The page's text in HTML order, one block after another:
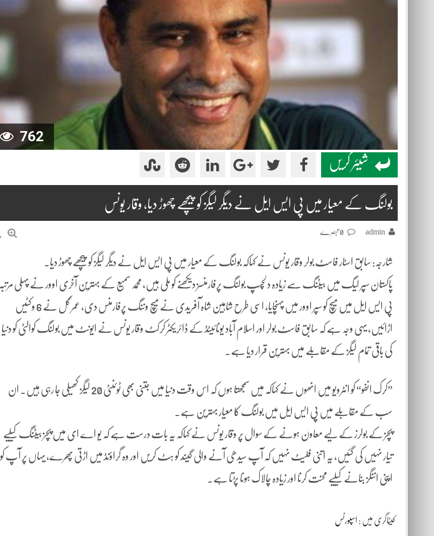
762
شیئر کریں
بولنگ کے معیار میں پی ایس ایل نے دیگر لیگز کو پیچھے چھوڑ دیا، وقار یونس
admin
شارجہ: سابق اسٹار فاسٹ بولر وقار یونس نے کہاکہ بولنگ کے معیار میں پی ایس ایل نے دیگر لیگز کو پیچھے چھوڑ دیا۔
پاکستان سپر لیگ میں بیٹنگ سے زیادہ دلچسپ بولنگ پرفارمنسز دیکھنے کو ملی ہیں، محمد سمیع کے بہترین آخری اوور نے پہلی مرتبہ
پی ایس ایل میں میچ کو سپر اوور میں پہنچایا، اسی طرح شاہین شاہ آفریدی نے میچ وننگ پرفارمنس دی، عمر گل نے 6 وکٹیں
اڑائیں، یہی وجہ ہے کہ سابق فاسٹ بولر اور اسلام آباد یونائیٹڈ کے ڈائریکٹر کرکٹ وقار یونس نے ایونٹ میں بولنگ کوالٹی کو دنیا
کی باقی تمام لیگز کے مقابلے میں بہترین قرار دیا ہے۔
”کرک انفو“ کو انٹرویو میں انھوں نے کہاکہ میں سمجھتا ہوں کہ اس وقت دنیا میں جتنی بھی ٹوئنٹی 20 لیگز کھیلی جا رہی ہیں۔ ان
سب کے مقابلے میں پی ایس ایل میں بولنگ کا معیار بہترین ہے۔
پچز کے بولرز کے لیے معاون ہونے کے سوال پر وقار یونس نے کہاکہ یہ بات درست ہے کہ یو اے ای میں پچز بیٹنگ کیلیے
تیار نہیں کی گئیں، یہ اتنی فلیٹ نہیں کہ آپ سیدھی آنے والی گیند کو ہٹ کریں اور وہ گراؤنڈ میں اڑتی پھرے، یہاں پر آپ کو
اپنی اننگز بنانے کیلیے محنت کرنا اور زیادہ چالاک ہونا پڑتا ہے۔
کیٹاگری میں : اسپورٹس